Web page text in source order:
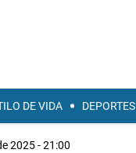
DE VIDA DEPORTES
2025 - 21:00